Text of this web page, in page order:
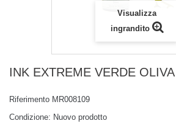
Visualizza
ingrandito
INK EXTREME VERDE
Riferimento MR008109
Condizione: Nuovo prodotto